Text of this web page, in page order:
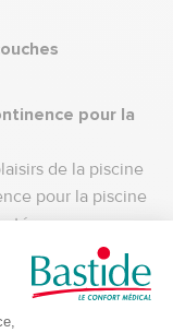
pour la
de la piscine
pour la piscine
sous un
efficace sans
de nager en
des activités